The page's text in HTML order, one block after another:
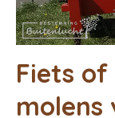
Fiets
molens